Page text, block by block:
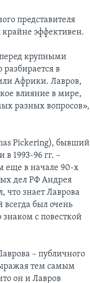
представителя
крайне эффективен.
крупными
в
Африки. Лавров,
влияние в мире,
разных вопросов»,
Pickering), бывший
1993-96 гг. –
еще в начале 90-х
дел РФ Андрея
что знает Лаврова
всегда был очень
с повесткой
– публичного
тем самым
он и Лавров